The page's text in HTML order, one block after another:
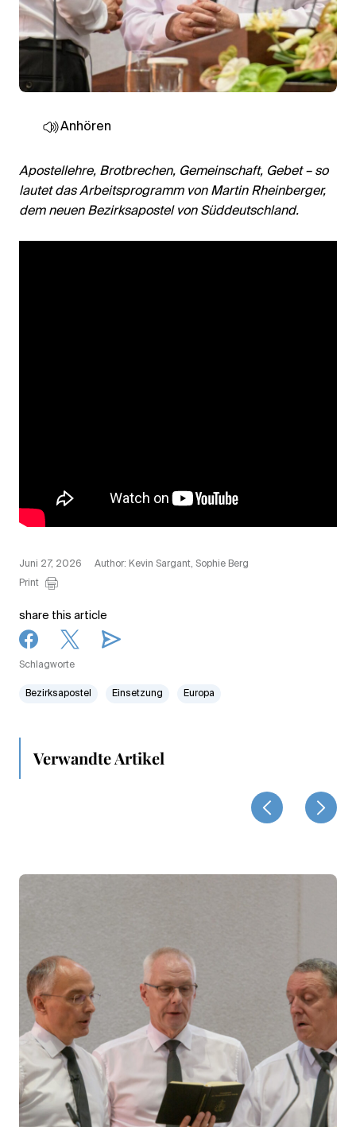
Anhören
Apostellehre, Brotbrechen, Gemeinschaft, Gebet– so
lautet das Arbeitsprogramm von Martin Rheinberger,
dem neuen Bezirksapostel von Süddeutschland.
Juni 27, 2026
Author: Kevin Sargant, Sophie Berg
Print
share this article
Schlagworte
Bezirksapostel Einsetzung Europa
Verwandte Artikel